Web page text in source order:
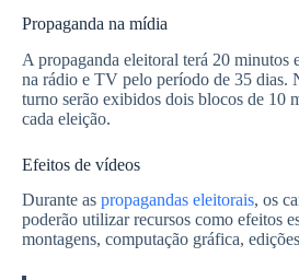
Propaganda na mídia
A propaganda eleitoral terá 20 minutos
na rádio e TV pelo período de 35 dias.
turno serão exibidos dois blocos de 10
cada eleição.
Efeitos de vídeos
Durante as propagandas eleitorais, os
poderão utilizar recursos como efeitos
montagens, computação gráfica,